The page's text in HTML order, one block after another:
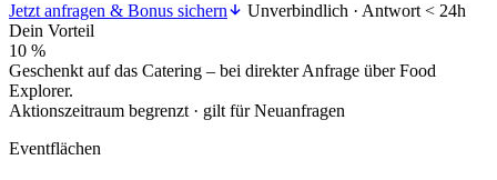
Jetzt anfragen & Bonus sichern
Unverbindlich · Antwort < 24h
Dein Vorteil
10 %
Geschenkt auf das Catering – bei direkter Anfrage über Food
Explorer.
Aktionszeitraum begrenzt · gilt für Neuanfragen
Eventflächen